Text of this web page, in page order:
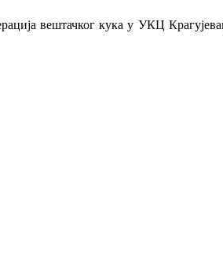
вештачког кука у УКЦ